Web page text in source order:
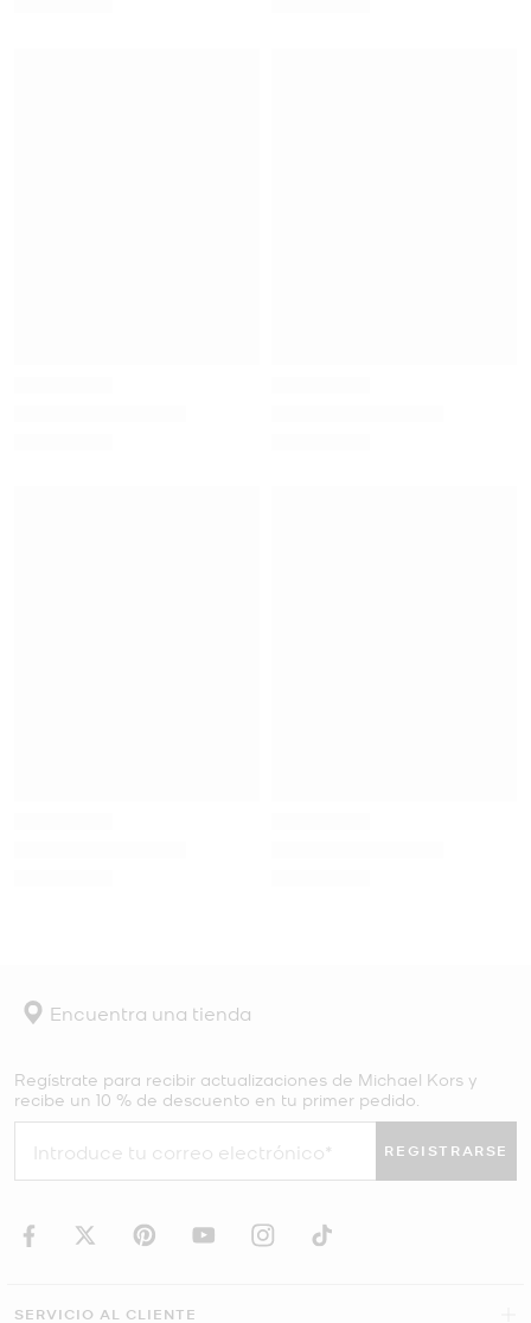
Encuentra una tienda
Regístrate para recibir actualizaciones de Michael Kors y
recibe un 10 % de descuento en tu primer pedido.
REGISTRARSE
SERVICIO AL CLIENTE